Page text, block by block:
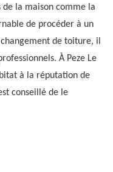
de la maison comme la
de procéder à un
de toiture, il
À Peze Le
à la réputation de
conseillé de le